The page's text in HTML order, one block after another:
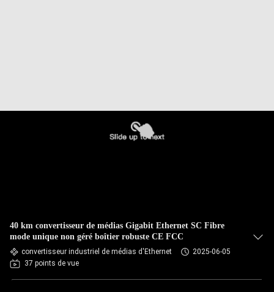
40 km convertisseur de médias Gigabit Ethernet SC Fibre
mode unique non géré boîtier robuste CE FCC
convertisseur industriel de médias d'Ethernet
2025-06-05
37 points de vue